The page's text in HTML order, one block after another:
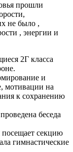
прошли
не было ,
, энергии и
2Г класса
и
мотивации на
к сохранению
беседа
посещает секцию
гимнастические